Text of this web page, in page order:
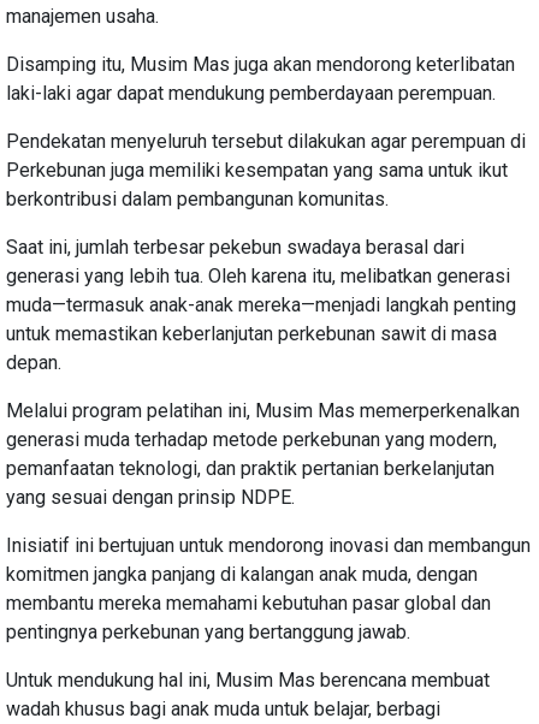
manajemen usaha.
Disamping itu, Musim Mas juga akan mendorong keterlibatan
laki-laki agar dapat mendukung pemberdayaan perempuan.
Pendekatan menyeluruh tersebut dilakukan agar perempuan di
Perkebunan juga memiliki kesempatan yang sama untuk ikut
berkontribusi dalam pembangunan komunitas.
Saat ini, jumlah terbesar pekebun swadaya berasal dari
generasi yang lebih tua. Oleh karena itu, melibatkan generasi
muda—termasuk anak-anak mereka—menjadi langkah penting
untuk memastikan keberlanjutan perkebunan sawit di masa
depan.
Melalui program pelatihan ini, Musim Mas memerperkenalkan
generasi muda terhadap metode perkebunan yang modern,
pemanfaatan teknologi, dan praktik pertanian berkelanjutan
yang sesuai dengan prinsip NDPE.
Inisiatif ini bertujuan untuk mendorong inovasi dan membangun
komitmen jangka panjang di kalangan anak muda, dengan
membantu mereka memahami kebutuhan pasar global dan
pentingnya perkebunan yang bertanggung jawab.
Untuk mendukung hal ini, Musim Mas berencana membuat
wadah khusus bagi anak muda untuk belajar, berbagi